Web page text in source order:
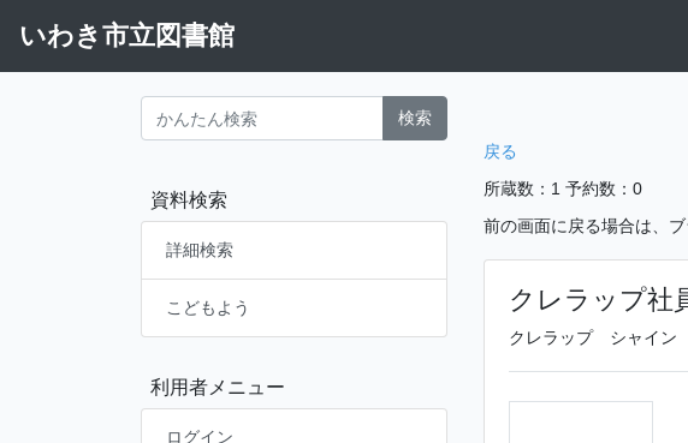
いわき市立図書館
検索
資料検索
詳細検索
こどもよう
利用者メニュー
ログイン
戻る
所蔵数：1 予約数：0
前の画面に戻る場合は、
クレラップ社
クレラップ シャイ